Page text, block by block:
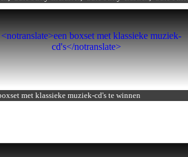
met klassieke muziek-cd's te winnen